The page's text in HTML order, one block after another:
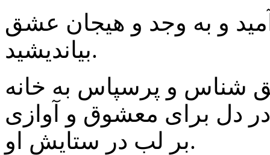
و به وجد و هیجان عشق
بیاندیشید.
شناس و پرسپاس به خانه
در دل برای معشوق و آوازی
بر لب در ستایش او.